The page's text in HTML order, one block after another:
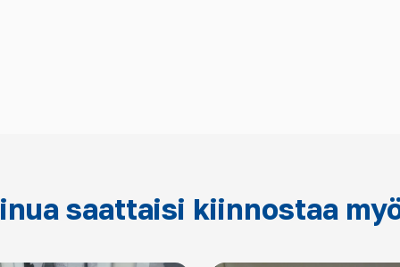
saattaisi kiinnostaa